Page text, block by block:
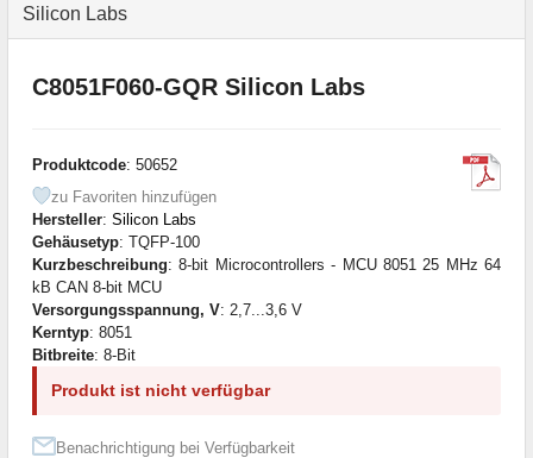
Silicon Labs
C8051F060-GQR Silicon Labs
Produktcode: 50652
zu Favoriten hinzufügen
Hersteller: Silicon Labs
Gehäusetyp: TQFP-100
Kurzbeschreibung: 8-bit Microcontrollers - MCU 8051 25 MHz 64
kB CAN 8-bit MCU
Versorgungsspannung, V: 2,7...3,6 V
Kerntyp: 8051
Bitbreite: 8-Bit
Produkt ist nicht verfügbar
Benachrichtigung bei Verfügbarkeit